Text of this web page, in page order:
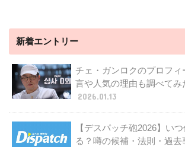
新着エントリー
チェ・ガンロクのプロフィ
言や人気の理由も調べてみ
2026.01.13
【デスパッチ砲2026】い
る？噂の候補・法則・過